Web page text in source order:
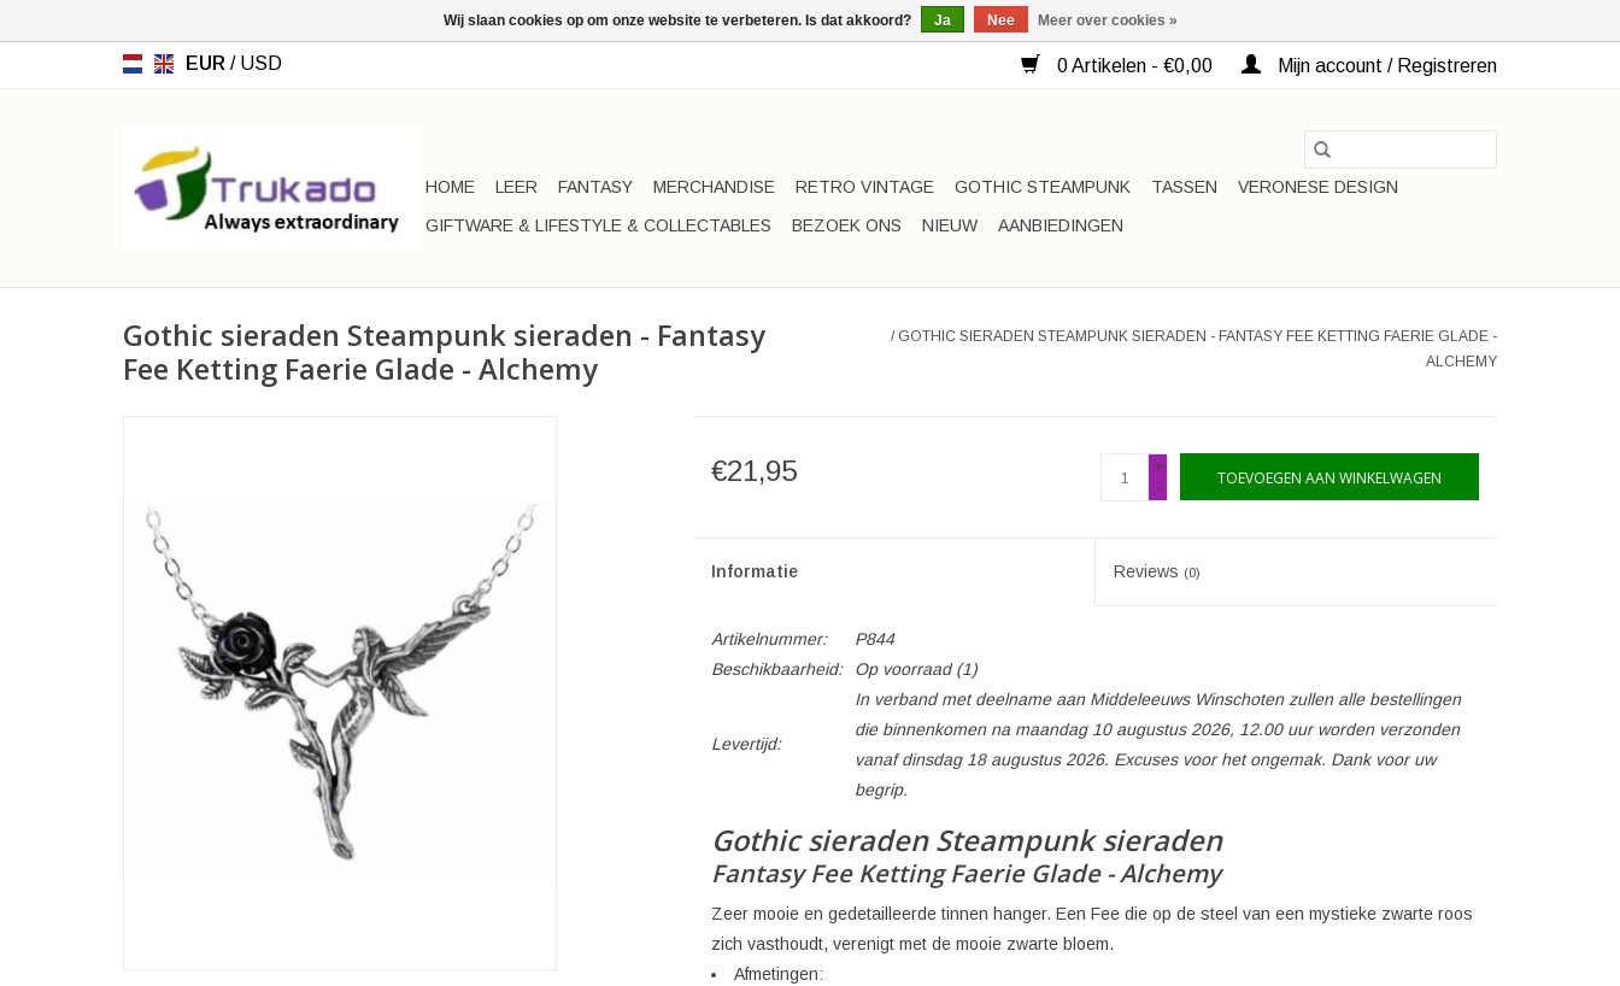
EUR / USD 0 Artikelen - €0,00 Mijn account / Registreren
HOME LEER FANTASY MERCHANDISE RETRO VINTAGE GOTHIC STEAMPUNK TASSEN
VERONESE DESIGN
GIFTWARE & LIFESTYLE & COLLECTABLES
BEZOEK ONS NIEUW AANBIEDINGEN
Gothic sieraden Steampunk sieraden - Fantasy
Fee Ketting Faerie Glade - Alchemy
/ GOTHIC SIERADEN STEAMPUNK SIERADEN - FANTASY FEE KETTING FAERIE GLADE -
ALCHEMY
€21,95
+
-
TOEVOEGEN AAN WINKELWAGEN
Informatie Reviews (0)
Artikelnummer:
P844
Beschikbaarheid:
Op voorraad(1)
Levertijd:
In verband met deelname aan Middeleeuws Winschoten zullen alle bestellingen
die binnenkomen na maandag 10 augustus 2026, 12.00 uur worden verzonden
vanaf dinsdag 18 augustus 2026. Excuses voor het ongemak. Dank voor uw
begrip.
Gothic sieraden Steampunk sieraden
Fantasy Fee Ketting Faerie Glade - Alchemy
Zeer mooie en gedetailleerde tinnen hanger. Een Fee die op de steel van een mystieke zwarte roos
zich vasthoudt, verenigt met de mooie zwarte bloem.
Afmetingen:
Wij slaan cookies op om onze website te verbeteren. Is dat akkoord? Ja Nee Meer over cookies »